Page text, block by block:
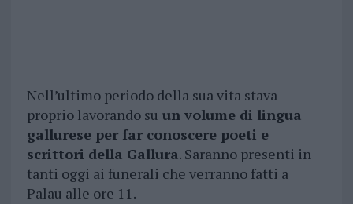
Nell’ultimo periodo della sua vita stava
proprio lavorando su un volume di lingua
gallurese per far conoscere poeti e
scrittori della Gallura. Saranno presenti in
tanti oggi ai funerali che verranno fatti a
Palau alle ore 11.